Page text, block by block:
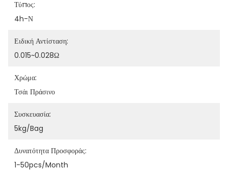
Τύπος:
4h-Ν
Ειδική Αντίσταση:
0.015~0.028Ω
Χρώμα:
Τσάι Πράσινο
Συσκευασία:
5kg/bag
Δυνατότητα Προσφοράς:
1-50pcs/month